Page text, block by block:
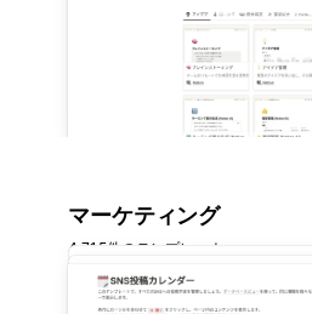
マーケティング
4,715件のテンプレート